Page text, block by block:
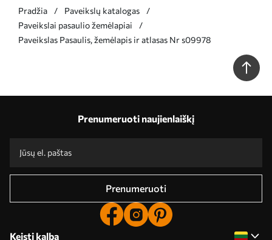
Pradžia
Paveikslų katalogas
Paveikslai pasaulio žemėlapiai
Paveikslas Pasaulis, žemėlapis ir atlasas Nr s09978
Prenumeruoti naujienlaiškį
Prenumeruoti
Keisti kalbą